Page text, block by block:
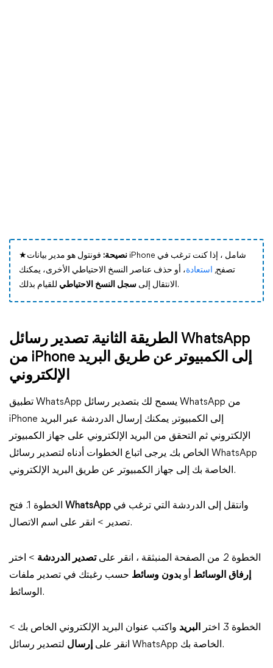
★ نصيحة: فونتول هو مدير بيانات iPhone شامل ، إذا كنت ترغب في
تصفح, استعادة، أو حذف عناصر النسخ الاحتياطي الأخرى، يمكنك
الانتقال إلى سجل النسخ الاحتياطي للقيام بذلك.
الطريقة الثانية. تصدير رسائل WhatsApp
من iPhone إلى الكمبيوتر عن طريق البريد
الإلكتروني
تطبيق WhatsApp يسمح لك بتصدير رسائل WhatsApp من
iPhone إلى الكمبيوتر. يمكنك إرسال الدردشة عبر البريد
الإلكتروني ثم التحقق من البريد الإلكتروني على جهاز الكمبيوتر
الخاص بك. يرجى اتباع الخطوات أدناه لتصدير رسائل WhatsApp
الخاصة بك إلى جهاز الكمبيوتر عن طريق البريد الإلكتروني.
WhatsApp
تصدير > انقر على اسم الاتصال.
الخطوة 2. من الصفحة المنبثقة ، انقر على تصدير الدردشة > اختر
إرفاق الوسائط
أو بدون وسائط حسب رغبتك في تصدير ملفات
الوسائط.
الخطوة 3. اختر البريد واكتب عنوان البريد الإلكتروني الخاص بك >
انقر على إرسال لتصدير رسائل WhatsApp الخاصة بك.